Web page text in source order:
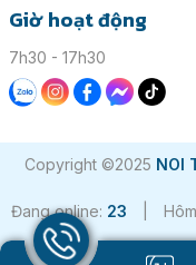
Giờ hoạt động
7h30 - 17h30
Copyright ©2025 NOI
Đang online: 23